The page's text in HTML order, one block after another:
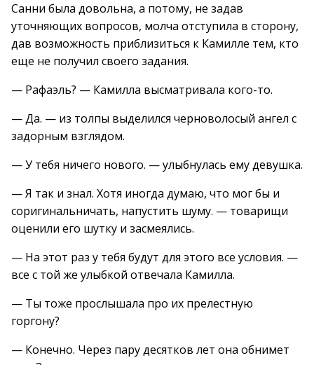
Санни была довольна, а потому, не задав
уточняющих вопросов, молча отступила в сторону,
дав возможность приблизиться к Камилле тем, кто
еще не получил своего задания.
— Рафаэль? — Камилла высматривала кого-то.
— Да. — из толпы выделился черноволосый ангел с
задорным взглядом.
— У тебя ничего нового. — улыбнулась ему девушка.
— Я так и знал. Хотя иногда думаю, что мог бы и
соригинальничать, напустить шуму. — товарищи
оценили его шутку и засмеялись.
— На этот раз у тебя будут для этого все условия. —
все с той же улыбкой отвечала Камилла.
— Ты тоже прослышала про их прелестную
горгону?
— Конечно. Через пару десятков лет она обнимет